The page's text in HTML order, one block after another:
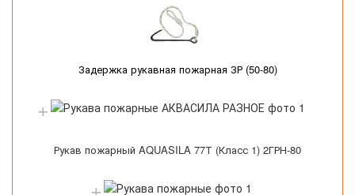
Задержка рукавная пожарная ЗР (50-80)
Рукав пожарный AQUASILA 77Т (Класс 1) 2ГРН-80